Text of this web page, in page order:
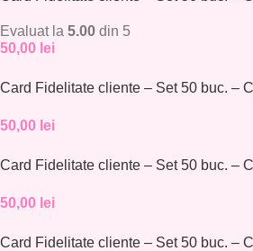
Evaluat la 5.00 din 5
50,00 lei
Card Fidelitate cliente – Set 50 buc. –
50,00 lei
Card Fidelitate cliente – Set 50 buc. –
50,00 lei
Card Fidelitate cliente – Set 50 buc. –